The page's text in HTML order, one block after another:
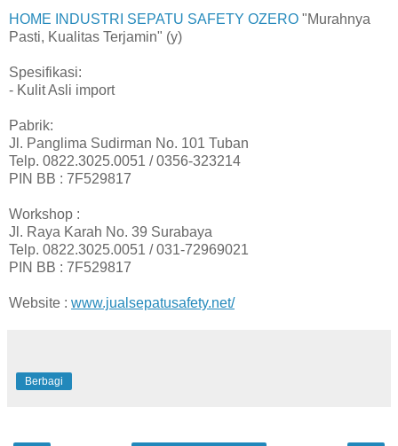
HOME INDUSTRI SEPATU SAFETY OZERO "Murahnya
Pasti, Kualitas Terjamin" (y)
Spesifikasi:
- Kulit Asli import
Pabrik:
Jl. Panglima Sudirman No. 101 Tuban
Telp. 0822.3025.0051 / 0356-323214
PIN BB : 7F529817
Workshop :
Jl. Raya Karah No. 39 Surabaya
Telp. 0822.3025.0051 / 031-72969021
PIN BB : 7F529817
Website : www.jualsepatusafety.net/
Berbagi